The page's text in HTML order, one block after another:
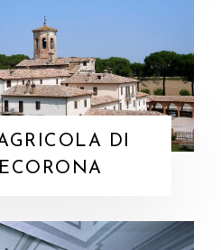
DI